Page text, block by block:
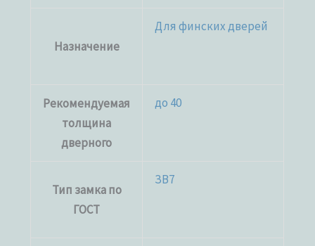
Назначение
Для финских дверей
Рекомендуемая
толщина
дверного
до 40
Тип замка по
ГОСТ
ЗВ7